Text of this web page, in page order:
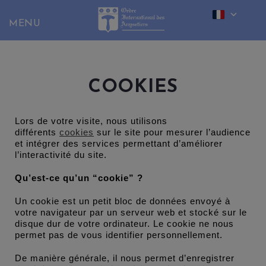
content
COOKIES
Lors de votre visite, nous utilisons
différents cookies sur le site pour mesurer l’audience
et intégrer des services permettant d’améliorer
l’interactivité du site.
Qu’est-ce qu’un “cookie” ?
Un cookie est un petit bloc de données envoyé à
votre navigateur par un serveur web et stocké sur le
disque dur de votre ordinateur. Le cookie ne nous
permet pas de vous identifier personnellement.
De manière générale, il nous permet d’enregistrer